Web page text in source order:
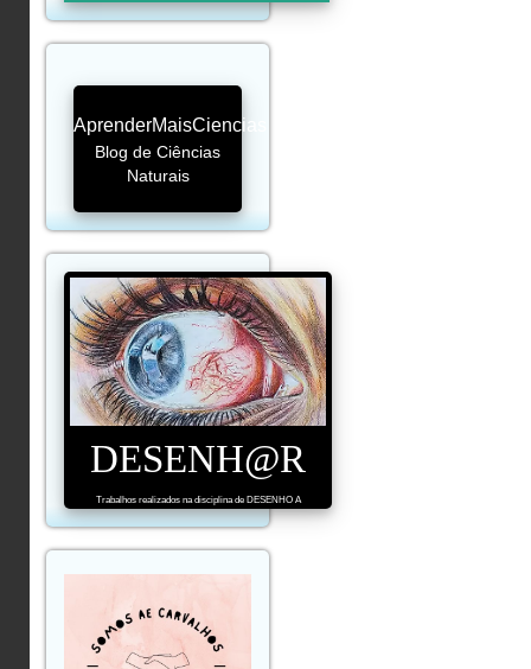
AprenderMaisCiencias
Blog de Ciências
Naturais
DESENH@R
Trabalhos realizados na disciplina de DESENHO A